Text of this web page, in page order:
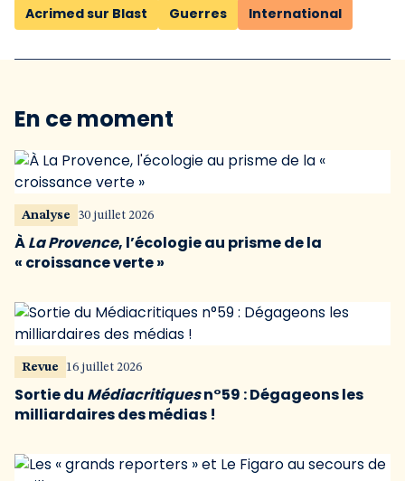
Acrimed sur Blast Guerres International
En ce moment
Analyse 30 juillet 2026
ÀLa Provence, l’écologie au prisme de la
« croissance verte »
Revue 16 juillet 2026
Sortie du Médiacritiquesn°59 : Dégageons les
milliardaires des médias !